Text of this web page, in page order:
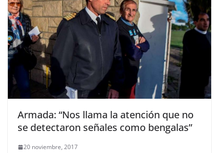
Armada: “Nos llama la atención que no
se detectaron señales como bengalas”
20 noviembre, 2017